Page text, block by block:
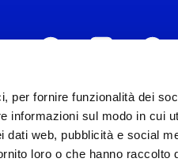
per fornire funzionalità dei
informazioni sul modo in cui
dati web, pubblicità e social
loro o che hanno raccolto
socio) | Via Nervesa,
con il numero 966135 in
interamente versato.